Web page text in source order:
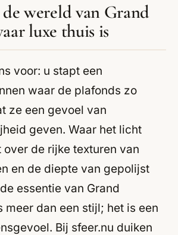
wereld van Grand
luxe thuis is
voor: u stapt een
waar de plafonds zo
ze een gevoel van
geven. Waar het licht
de rijke texturen van
en de diepte van gepolijst
essentie van Grand
meer dan een stijl; het is een
Bij sfeer.nu duiken